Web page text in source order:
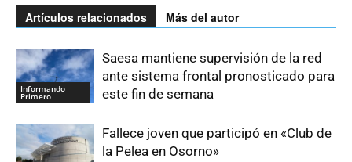
Artículos relacionados Más del autor
Informando
Primero
Saesa mantiene supervisión de la red
ante sistema frontal pronosticado para
este fin de semana
Fallece joven que participó en «Club de
la Pelea en Osorno»